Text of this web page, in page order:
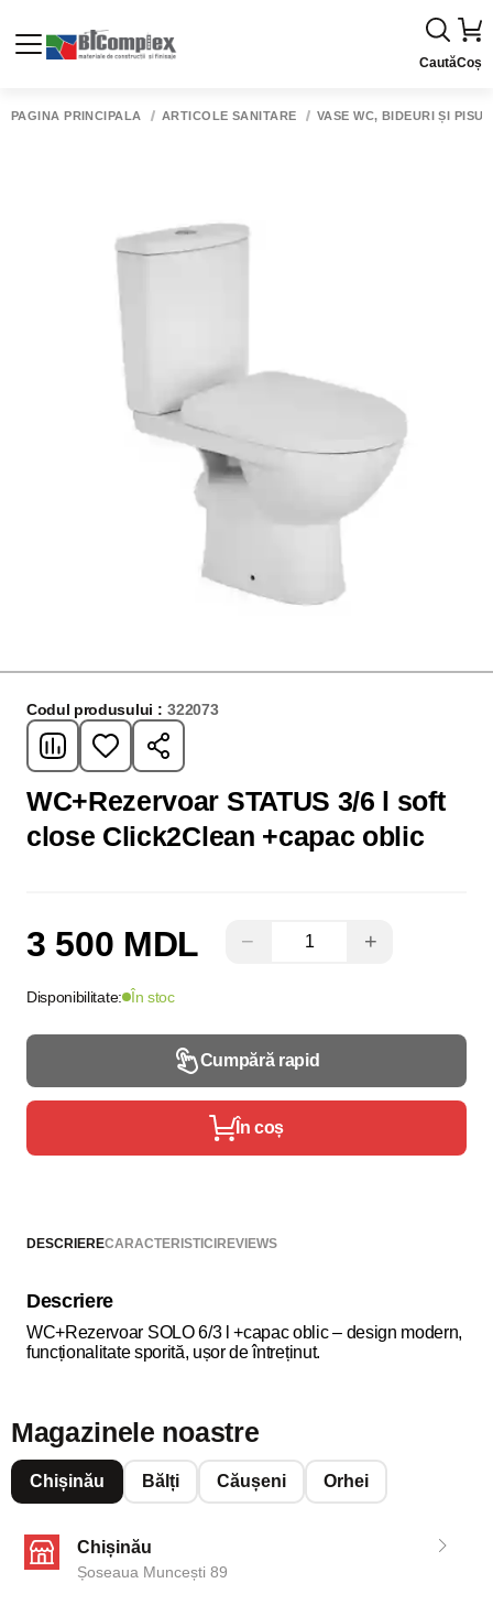
CautăCoș
PAGINA PRINCIPALĂ ARTICOLE SANITARE VASE WC, BIDEURI ȘI
Codul produsului : 322073
WC+Rezervoar STATUS 3/6 l soft
close Click2Clean +capac oblic
3 500 MDL − +
Disponibilitate: În stoc
Cumpără rapid
În coș
DESCRIERECARACTERISTICIREVIEWS
Descriere
WC+Rezervoar SOLO 6/3 l +capac oblic – design modern,
funcționalitate sporită, ușor de întreținut.
Magazinele noastre
Chișinău Bălți Căușeni Orhei
Chișinău
Șoseaua Muncești 89